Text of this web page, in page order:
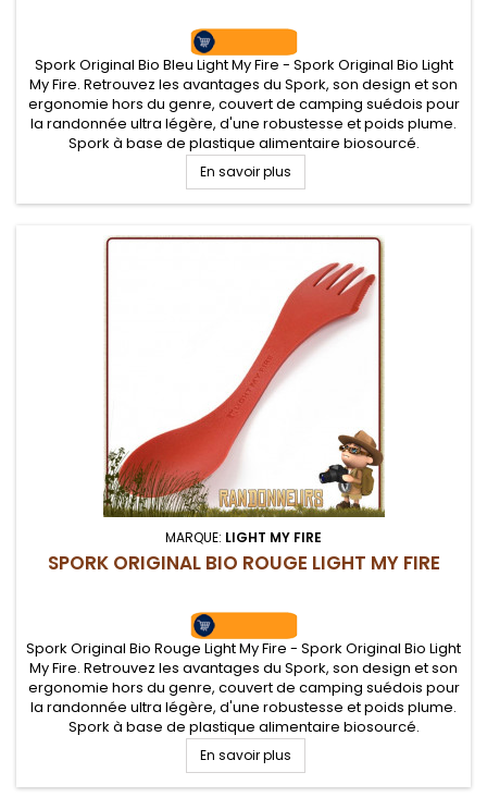
Spork Original Bio Bleu Light My Fire - Spork Original Bio Light
My Fire. Retrouvez les avantages du Spork, son design et son
ergonomie hors du genre, couvert de camping suédois pour
la randonnée ultra légère, d'une robustesse et poids plume.
Spork à base de plastique alimentaire biosourcé.
En savoir plus
MARQUE: LIGHT MY FIRE
SPORK ORIGINAL BIO ROUGE LIGHT MY FIRE
Spork Original Bio Rouge Light My Fire - Spork Original Bio Light
My Fire. Retrouvez les avantages du Spork, son design et son
ergonomie hors du genre, couvert de camping suédois pour
la randonnée ultra légère, d'une robustesse et poids plume.
Spork à base de plastique alimentaire biosourcé.
En savoir plus